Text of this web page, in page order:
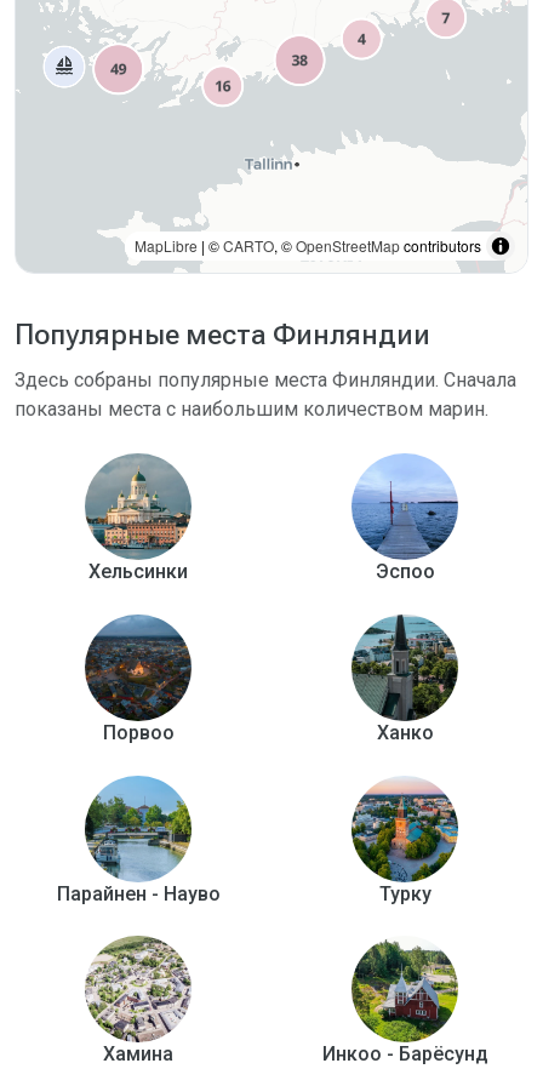
MapLibre | ©CARTO, ©OpenStreetMapcontributors
Популярные места Финляндии
Здесь собраны популярные места Финляндии. Сначала
показаны места с наибольшим количеством марин.
Хельсинки Эспоо
Порвоо Ханко
Парайнен - Науво Турку
Хамина Инкоо - Барёсунд